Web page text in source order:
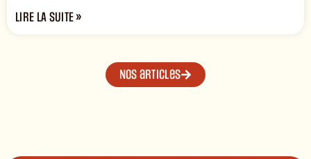
LIRE LA SUITE »
Nos articles